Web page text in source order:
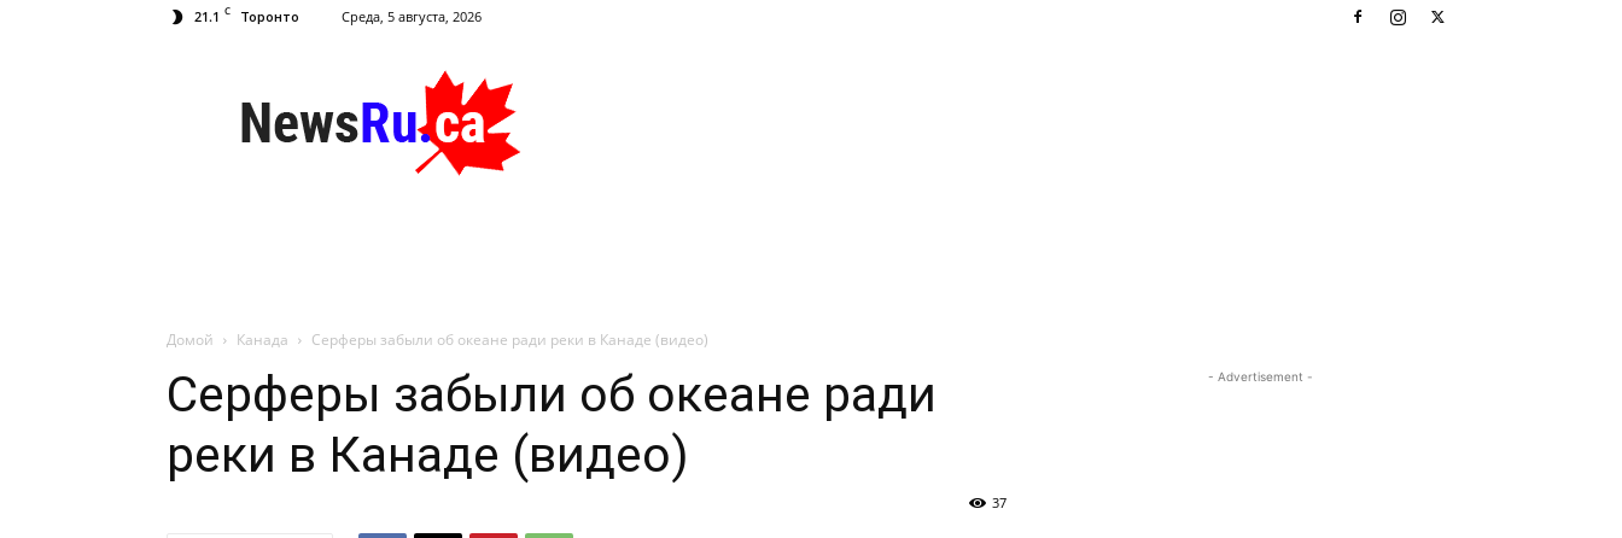
21.1 C Торонто Среда, 5 августа, 2026
NewsRu.Ca
Домой Канада Серферы забыли об океане ради реки в Канаде (видео)
Серферы забыли об океане ради
реки в Канаде (видео)
37
- Advertisement -